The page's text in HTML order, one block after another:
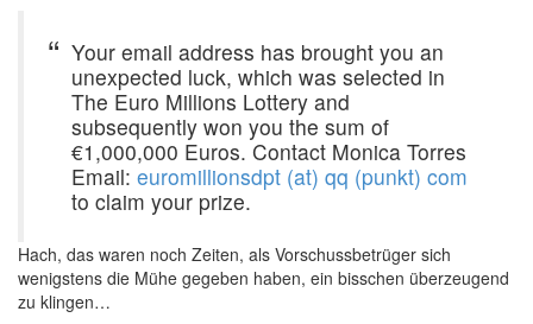
Your email address has brought you an
unexpected luck, which was selected in
The Euro Millions Lottery and
subsequently won you the sum of
€1,000,000 Euros. Contact Monica Torres
Email: euromillionsdpt (at) qq (punkt) com
to claim your prize.
Hach, das waren noch Zeiten, als Vorschussbetrüger sich
wenigstens die Mühe gegeben haben, ein bisschen überzeugend
zu klingen…